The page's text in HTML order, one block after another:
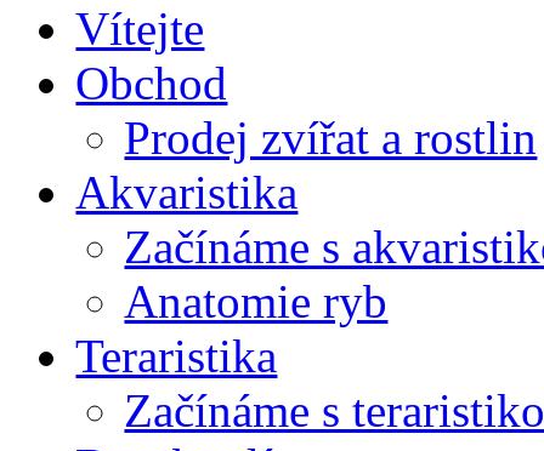
Vítejte
Obchod
Prodej zvířat a rostlin
Akvaristika
Začínáme s
Anatomie ryb
Teraristika
Začínáme s